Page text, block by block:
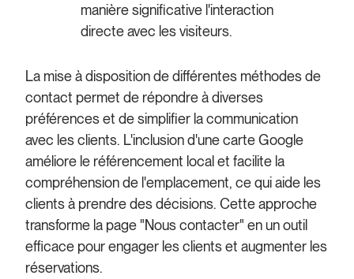
manière significative l'interaction
directe avec les visiteurs.
La mise à disposition de différentes méthodes de
contact permet de répondre à diverses
préférences et de simplifier la communication
avec les clients. L'inclusion d'une carte Google
améliore le référencement local et facilite la
compréhension de l'emplacement, ce qui aide les
clients à prendre des décisions. Cette approche
transforme la page "Nous contacter" en un outil
efficace pour engager les clients et augmenter les
réservations.